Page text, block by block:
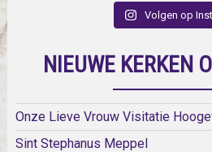
Volgen op
NIEUWE KERKEN
Onze Lieve Vrouw Visitatie
Sint Stephanus Meppel